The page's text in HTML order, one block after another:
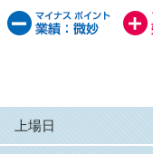
上場日